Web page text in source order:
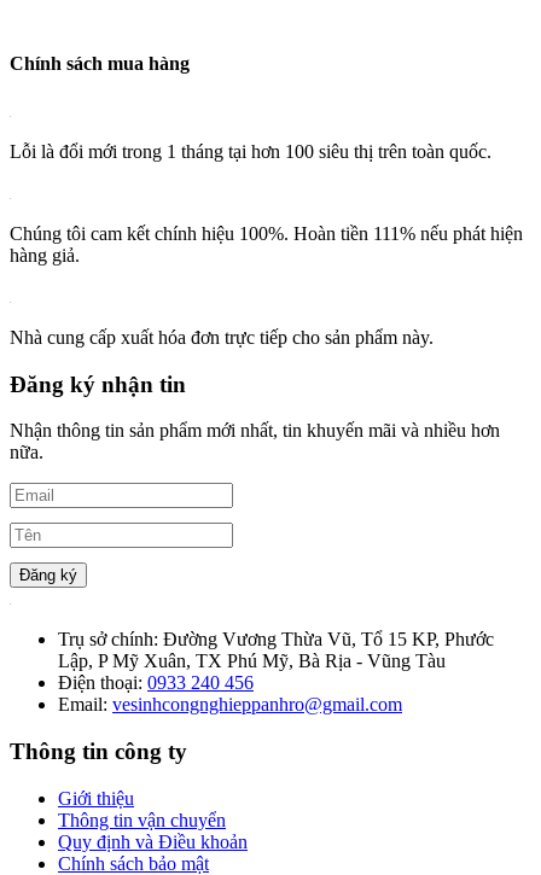
Chính sách mua hàng
Lỗi là đổi mới trong 1 tháng tại hơn 100 siêu thị trên toàn quốc.
Chúng tôi cam kết chính hiệu 100%. Hoàn tiền 111% nếu phát hiện
hàng giả.
Nhà cung cấp xuất hóa đơn trực tiếp cho sản phẩm này.
Đăng ký nhận tin
Nhận thông tin sản phẩm mới nhất, tin khuyến mãi và nhiều hơn
nữa.
Đăng ký
Trụ sở chính: Đường Vương Thừa Vũ, Tổ 15 KP, Phước
Lập, P Mỹ Xuân, TX Phú Mỹ, Bà Rịa - Vũng Tàu
Điện thoại: 0933 240 456
Email: vesinhcongnghieppanhro@gmail.com
Thông tin công ty
Giới thiệu
Thông tin vận chuyển
Quy định và Điều khoản
Chính sách bảo mật